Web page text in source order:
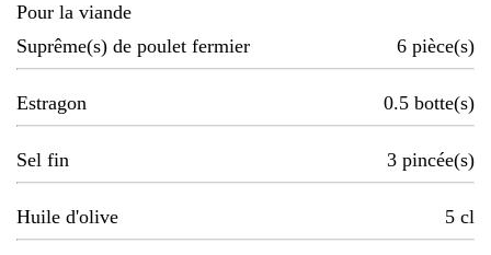
Pour la viande
Suprême(s) de poulet fermier
6 pièce(s)
Estragon 0.5 botte(s)
Sel fin 3 pincée(s)
Huile d'olive 5 cl